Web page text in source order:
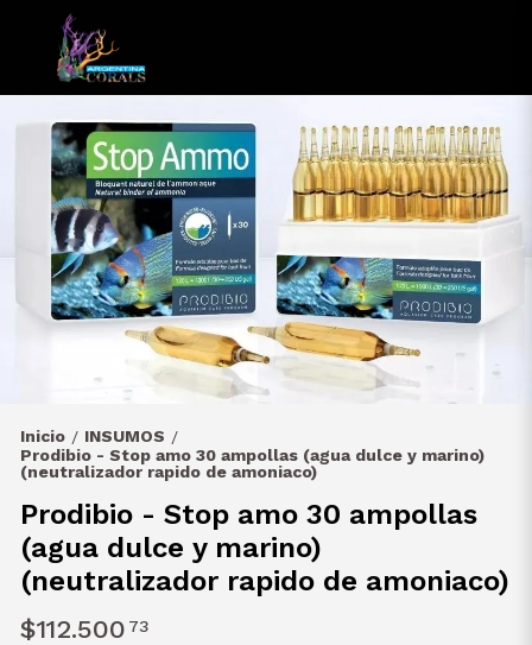
Inicio / INSUMOS /
Prodibio - Stop amo 30 ampollas (agua dulce y marino)
(neutralizador rapido de amoniaco)
Prodibio - Stop amo 30 ampollas
(agua dulce y marino)
(neutralizador rapido de amoniaco)
$112.500 73